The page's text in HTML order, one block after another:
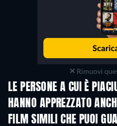
Rimuovi
LE PERSONE A CUI È
HANNO APPREZZATO
FILM SIMILI CHE PUOI